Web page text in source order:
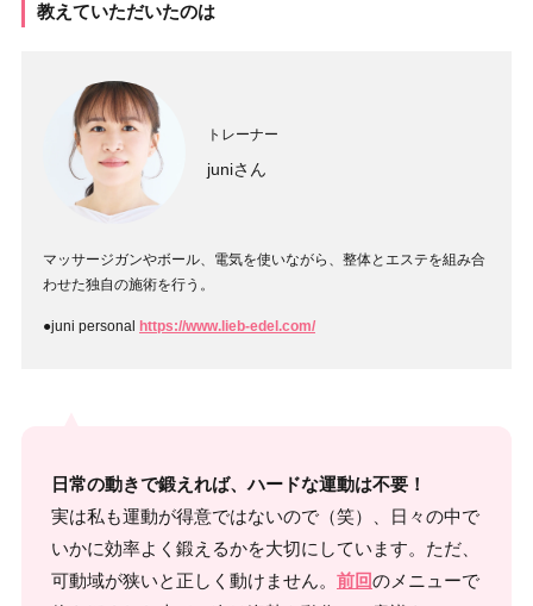
教えていただいたのは
トレーナー
juniさん
マッサージガンやボール、電気を使いながら、整体とエステを組み合
わせた独自の施術を行う。
●juni personal https://www.lieb-edel.com/
日常の動きで鍛えれば、ハードな運動は不要！
実は私も運動が得意ではないので（笑）、日々の中で
いかに効率よく鍛えるかを大切にしています。ただ、
可動域が狭いと正しく動けません。 前回のメニューで